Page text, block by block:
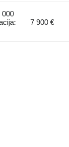
000
7 900 €